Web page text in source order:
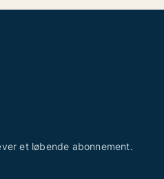
et løbende abonnement.